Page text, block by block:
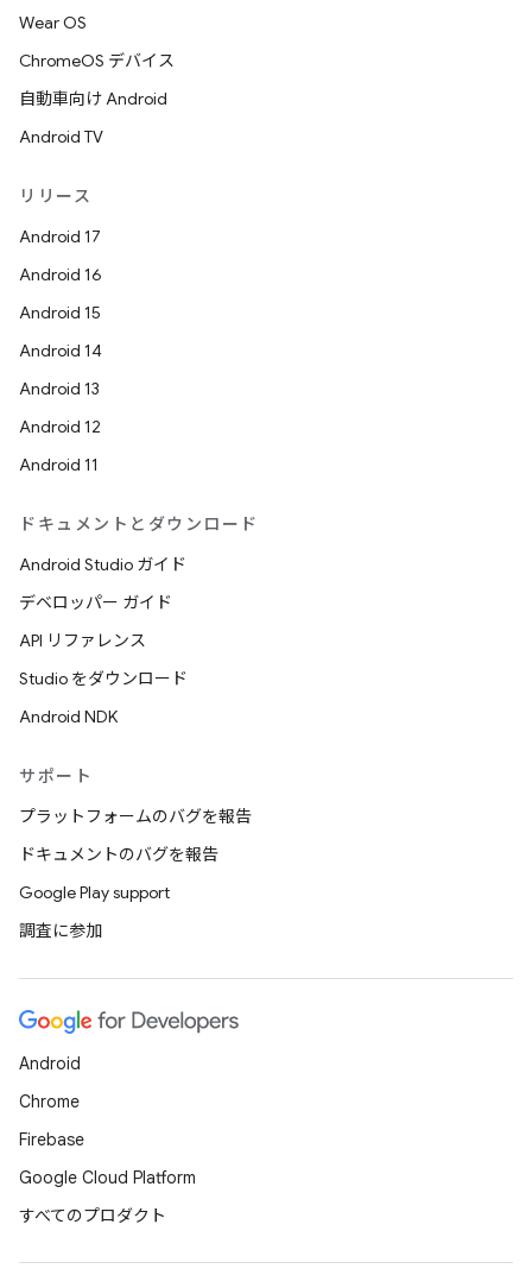
Wear OS
ChromeOS デバイス
自動車向け Android
Android TV
リリース
Android 17
Android 16
Android 15
Android 14
Android 13
Android 12
Android 11
ドキュメントとダウンロード
Android Studio ガイド
デベロッパー ガイド
API リファレンス
Studio をダウンロード
Android NDK
サポート
プラットフォームのバグを報告
ドキュメントのバグを報告
Google Play support
調査に参加
Android
Chrome
Firebase
Google Cloud Platform
すべてのプロダクト